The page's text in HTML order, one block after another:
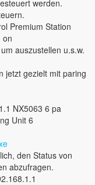
werden.
Premium Station
on
auszustellen u.s.w.
jetzt gezielt mit paring
NX5063 6 pa
Unit 6
den Status von
abzufragen.